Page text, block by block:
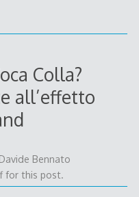
Colla?
all’effetto
Davide Bennato
for this post.